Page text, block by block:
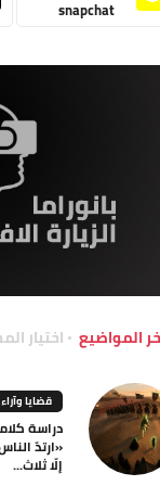
snapchat
المواضيع اختيار
قضايا وآراء
دراسة
«ارتدّ
إلّا ثلاث...